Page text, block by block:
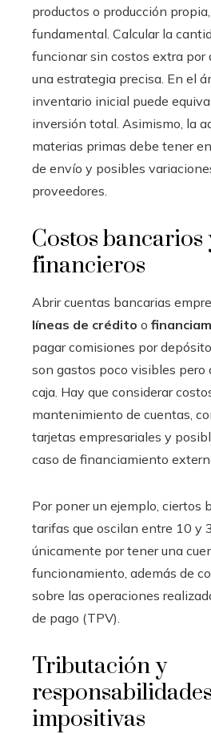
productos o producción
fundamental. Calcular la
funcionar sin costos extra por
una estrategia precisa. En el
inventario inicial puede
inversión total. Asimismo, la
materias primas debe tener
de envío y posibles
proveedores.
Costos bancarios
financieros
Abrir cuentas bancarias
líneas de crédito o
pagar comisiones por
son gastos poco visibles pero
caja. Hay que considerar
mantenimiento de cuentas,
tarjetas empresariales y
caso de financiamiento
Por poner un ejemplo, ciertos
tarifas que oscilan entre 10 y
únicamente por tener una
funcionamiento, además de
sobre las operaciones
de pago (TPV).
Tributación y
responsabilidades
impositivas